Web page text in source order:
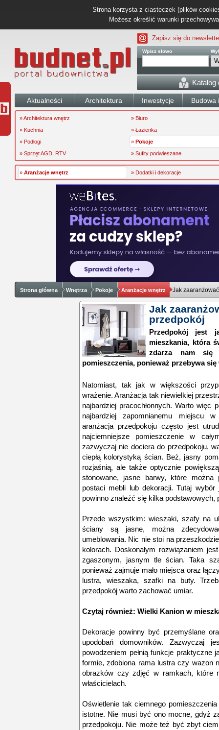
Strona korzysta z ciasteczek (plików
Możesz określić warunki
Zapisz się do
Wpisz słowo
Katalog
Aktualności Architektura Inwestycje Budowa
» Architektura wnętrz
» Biuro
» Kuchnia
» Łazienka
» Podłogi
» Pokoje
» Sprzęt AGD, RTV
» Sufity podwieszane
» Aranżacje wnętrz » Dodatki i dekoracje
Strona główna Wnętrza Pokoje Aranżacje wnętrz Jak
Jak
przedpokój
Przedpokój jest
mieszkania, która
zdarza nam się
pomieszczenia, ponieważ przebywa
Natomiast, tak jak w większości
wrażenie. Aranżacja tak niewielkiej
najbardziej pracochłonnych. Warto więc
najbardziej zapomnianemu miejscu
aranżacja przedpokoju często jest
najciemniejsze pomieszczenie w
zazwyczaj nie dociera do przedpokoju,
ciepłą kolorystyką ścian. Beż, jasny
rozjaśnią, ale także optycznie
stonowane, jasne barwy, które
postaci mebli lub dekoracji. Tutaj
powinno znaleźć się kilka podstawowych,
Przede wszystkim: wieszaki, szafy na
ściany są jasne, można
umeblowania. Nic nie stoi na
kolorach. Doskonałym rozwiązaniem
zgaszonym, jasnym tle ścian. Taka
ponieważ zajmuje mało miejsca oraz
lustra, wieszaka, szafki na buty.
przedpokój warto zachować umiar.
Czytaj również: Wielki Kanion w
Dekoracje powinny być przemyślane
upodobań domowników. Zazwyczaj
powodzeniem pełnią funkcje praktyczne
formie, zdobiona rama lustra czy wazon
obrazków czy zdjęć w ramkach, które
właścicielach.
Oświetlenie tak ciemnego
istotne. Nie musi być ono mocne, gdyż
przedpokoju. Nie może też być zbyt